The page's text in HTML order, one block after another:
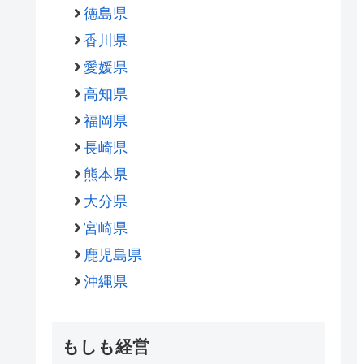
徳島県
香川県
愛媛県
高知県
福岡県
長崎県
熊本県
大分県
宮崎県
鹿児島県
沖縄県
もしも経営